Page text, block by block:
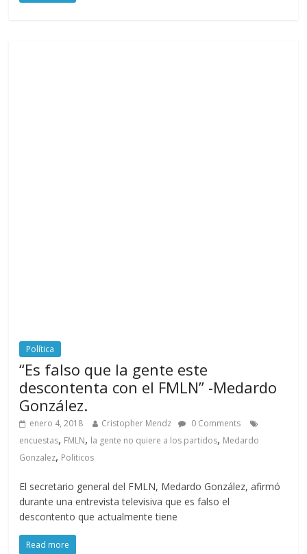
Política
“Es falso que la gente este
descontenta con el FMLN” -Medardo
González.
enero 4, 2018 Cristopher Mendz
0 Comments
encuestas, FMLN, la gente no quiere a los partidos, Medardo
Gonzalez, Politicos
El secretario general del FMLN, Medardo González, afirmó
durante una entrevista televisiva que es falso el
descontento que actualmente tiene
Read more